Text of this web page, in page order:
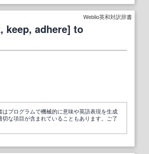
Weblio英和対訳辞書
keep, adhere] to
はプログラムで機械的に意味や英語表現を生成
切な項目が含まれていることもあります。ご了